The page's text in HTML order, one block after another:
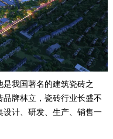
我国著名的建筑瓷砖之
品牌林立，瓷砖行业长盛不
计、研发、生产、销售一